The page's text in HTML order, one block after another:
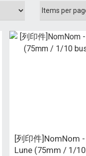
[列印件]NomNom -
Lune (75mm / 1/10